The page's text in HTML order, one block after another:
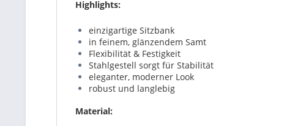
Highlights:
einzigartige Sitzbank
in feinem, glänzendem Samt
Flexibilität & Festigkeit
Stahlgestell sorgt für Stabilität
eleganter, moderner Look
robust und langlebig
Material: